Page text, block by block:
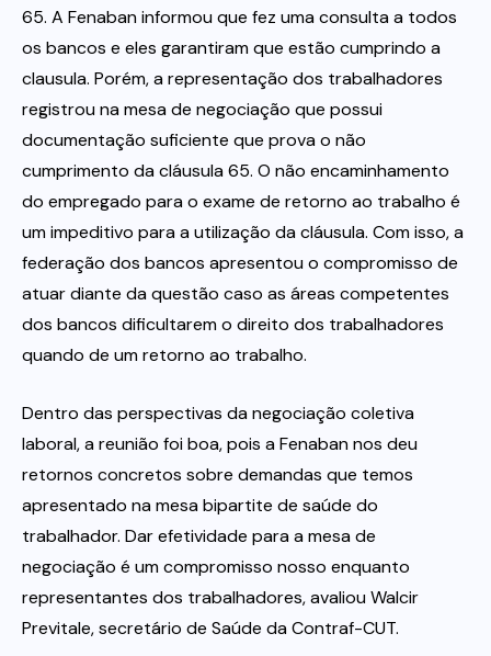
65. A Fenaban informou que fez uma consulta a todos
os bancos e eles garantiram que estão cumprindo a
clausula. Porém, a representação dos trabalhadores
registrou na mesa de negociação que possui
documentação suficiente que prova o não
cumprimento da cláusula 65. O não encaminhamento
do empregado para o exame de retorno ao trabalho é
um impeditivo para a utilização da cláusula. Com isso, a
federação dos bancos apresentou o compromisso de
atuar diante da questão caso as áreas competentes
dos bancos dificultarem o direito dos trabalhadores
quando de um retorno ao trabalho.
Dentro das perspectivas da negociação coletiva
laboral, a reunião foi boa, pois a Fenaban nos deu
retornos concretos sobre demandas que temos
apresentado na mesa bipartite de saúde do
trabalhador. Dar efetividade para a mesa de
negociação é um compromisso nosso enquanto
representantes dos trabalhadores, avaliou Walcir
Previtale, secretário de Saúde da Contraf-CUT.